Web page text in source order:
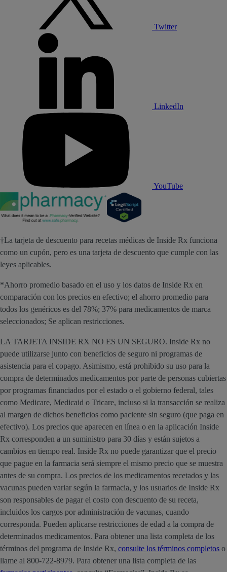
Twitter
LinkedIn
YouTube
†La tarjeta de descuento para recetas médicas de Inside Rx funciona
como un cupón, pero es una tarjeta de descuento que cumple con las
leyes aplicables.
*Ahorro promedio basado en el uso y los datos de Inside Rx en
comparación con los precios en efectivo; el ahorro promedio para
todos los genéricos es del 78%; 37% para medicamentos de marca
seleccionados; Se aplican restricciones.
LA TARJETA INSIDE RX NO ES UN SEGURO. Inside Rx no
puede utilizarse junto con beneficios de seguro ni programas de
asistencia para el copago. Asimismo, está prohibido su uso para la
compra de determinados medicamentos por parte de personas cubiertas
por programas financiados por el estado o el gobierno federal, tales
como Medicare, Medicaid o Tricare, incluso si la transacción se realiza
al margen de dichos beneficios como paciente sin seguro (que paga en
efectivo). Los precios que aparecen en línea o en la aplicación Inside
Rx corresponden a un suministro para 30 días y están sujetos a
cambios en tiempo real. Inside Rx no puede garantizar que el precio
que pague en la farmacia será siempre el mismo precio que se muestra
antes de su compra. Los precios de los medicamentos recetados y las
vacunas pueden variar según la farmacia, y los usuarios de Inside Rx
son responsables de pagar el costo con descuento de su receta,
incluidos los cargos por administración de vacunas, cuando
corresponda. Pueden aplicarse restricciones de edad a la compra de
determinados medicamentos. Para obtener una lista completa de los
términos del programa de Inside Rx, consulte los términos completos o
llame al 800-722-8979. Para obtener una lista completa de las